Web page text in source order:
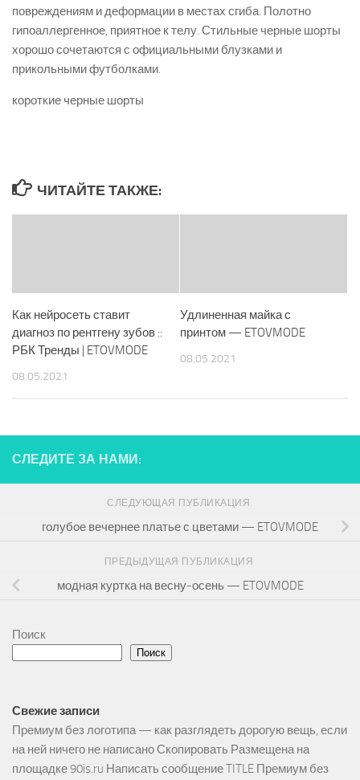
повреждениям и деформации в местах сгиба. Полотно
гипоаллергенное, приятное к телу. Стильные черные шорты
хорошо сочетаются с официальными блузками и
прикольными футболками.
короткие черные шорты
ЧИТАЙТЕ ТАКЖЕ:
Как нейросеть ставит
диагноз по рентгену зубов ::
РБК Тренды | ETOVMODE
08.05.2021
Удлиненная майка с
принтом — ETOVMODE
08.05.2021
СЛЕДИТЕ ЗА НАМИ:
СЛЕДУЮЩАЯ ПУБЛИКАЦИЯ
голубое вечернее платье с цветами — ETOVMODE
ПРЕДЫДУЩАЯ ПУБЛИКАЦИЯ
модная куртка на весну-осень — ETOVMODE
Поиск
Поиск
Свежие записи
Премиум без логотипа — как разглядеть дорогую вещь, если
на ней ничего не написано Скопировать Размещена на
площадке 90is.ru Написать сообщение TITLE Премиум без